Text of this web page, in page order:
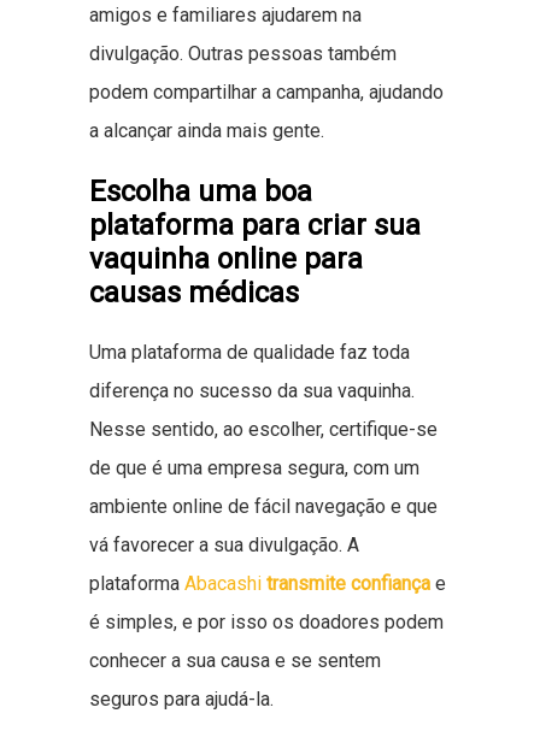
amigos e familiares ajudarem na
divulgação. Outras pessoas também
podem compartilhar a campanha, ajudando
a alcançar ainda mais gente.
Escolha uma boa
plataforma para criar sua
vaquinha online para
causas médicas
Uma plataforma de qualidade faz toda
diferença no sucesso da sua vaquinha.
Nesse sentido, ao escolher, certifique-se
de que é uma empresa segura, com um
ambiente online de fácil navegação e que
vá favorecer a sua divulgação. A
plataforma Abacashi transmite confiança e
é simples, e por isso os doadores podem
conhecer a sua causa e se sentem
seguros para ajudá-la.